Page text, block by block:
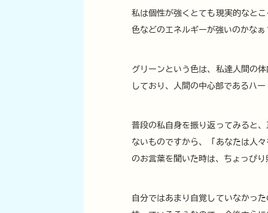
私は個性が強くとても現実的なと
色などのエネルギーが強いのかな
グリーンという色は、私達人間の
しており、人間の中心部であるハ
普段の私自身を振り返ってみると
ないものですから、「あなたは人
のお言葉を聞いた時は、ちょっぴ
自分ではあまり自覚していなかっ